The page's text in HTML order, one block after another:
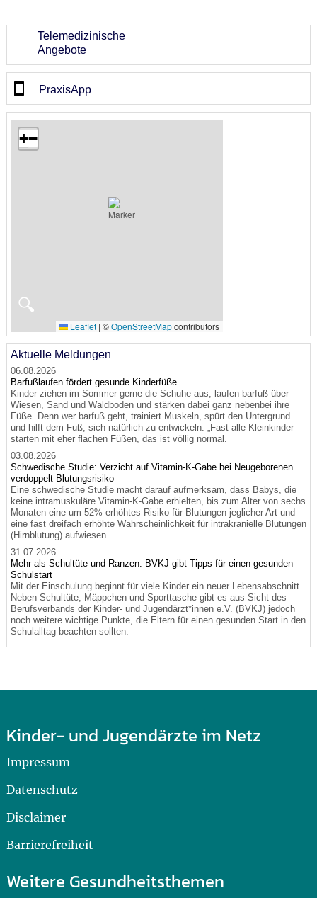
Telemedizinische
Angebote
PraxisApp
🔍
+−
Leaflet | ©OpenStreetMapcontributors
Aktuelle Meldungen
06.08.2026
Barfußlaufen fördert gesunde Kinderfüße
Kinder ziehen im Sommer gerne die Schuhe aus, laufen barfuß über
Wiesen, Sand und Waldboden und stärken dabei ganz nebenbei ihre
Füße. Denn wer barfuß geht, trainiert Muskeln, spürt den Untergrund
und hilft dem Fuß, sich natürlich zu entwickeln. „Fast alle Kleinkinder
starten mit eher flachen Füßen, das ist völlig normal.
03.08.2026
Schwedische Studie: Verzicht auf Vitamin-K-Gabe bei Neugeborenen
verdoppelt Blutungsrisiko
Eine schwedische Studie macht darauf aufmerksam, dass Babys, die
keine intramuskuläre Vitamin-K-Gabe erhielten, bis zum Alter von sechs
Monaten eine um 52% erhöhtes Risiko für Blutungen jeglicher Art und
eine fast dreifach erhöhte Wahrscheinlichkeit für intrakranielle Blutungen
(Hirnblutung) aufwiesen.
31.07.2026
Mehr als Schultüte und Ranzen: BVKJ gibt Tipps für einen gesunden
Schulstart
Mit der Einschulung beginnt für viele Kinder ein neuer Lebensabschnitt.
Neben Schultüte, Mäppchen und Sporttasche gibt es aus Sicht des
Berufsverbands der Kinder- und Jugendärzt*innen e.V. (BVKJ) jedoch
noch weitere wichtige Punkte, die Eltern für einen gesunden Start in den
Schulalltag beachten sollten.
Kinder- und Jugendärzte im Netz
Impressum
Datenschutz
Disclaimer
Barrierefreiheit
Weitere Gesundheitsthemen